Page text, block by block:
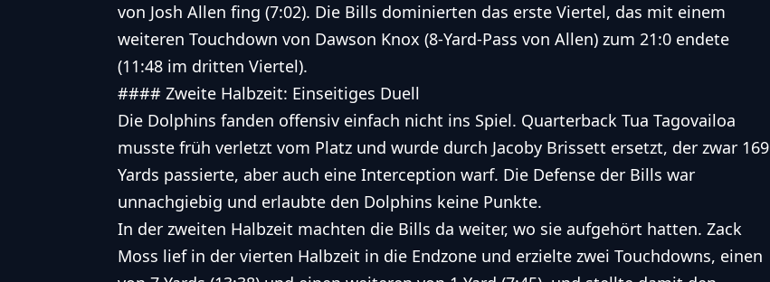
von Josh Allen fing (7:02). Die Bills dominierten das erste Viertel, das mit einem
weiteren Touchdown von Dawson Knox (8-Yard-Pass von Allen) zum 21:0 endete
(11:48 im dritten Viertel).
#### Zweite Halbzeit: Einseitiges Duell
Die Dolphins fanden offensiv einfach nicht ins Spiel. Quarterback Tua Tagovailoa
musste früh verletzt vom Platz und wurde durch Jacoby Brissett ersetzt, der zwar 169
Yards passierte, aber auch eine Interception warf. Die Defense der Bills war
unnachgiebig und erlaubte den Dolphins keine Punkte.
In der zweiten Halbzeit machten die Bills da weiter, wo sie aufgehört hatten. Zack
Moss lief in der vierten Halbzeit in die Endzone und erzielte zwei Touchdowns, einen